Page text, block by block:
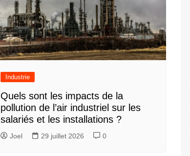
Industrie
Quels sont les impacts de la
pollution de l’air industriel sur les
salariés et les installations ?
Joel 29 juillet 2026 0